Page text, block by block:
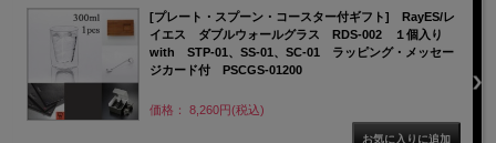
[プレート・スプーン・コースター付ギフト] RayES/レ
イエス ダブルウォールグラス RDS-002 １個入り
with STP-01、SS-01、SC-01 ラッピング・メッセー
ジカード付 PSCGS-01200
価格： 8,260円(税込)